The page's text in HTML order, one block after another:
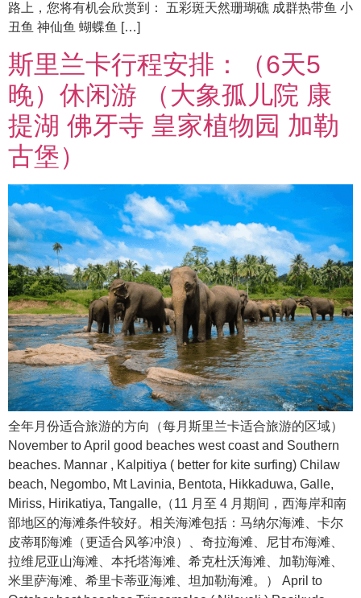
路上，您将有机会欣赏到： 五彩斑天然珊瑚礁 成群热带鱼 小
丑鱼 神仙鱼 蝴蝶鱼 […]
斯里兰卡行程安排：（6天5
晚）休闲游 （大象孤儿院 康
提湖 佛牙寺 皇家植物园 加勒
古堡）
全年月份适合旅游的方向（每月斯里兰卡适合旅游的区域）
November to April good beaches west coast and Southern
beaches. Mannar , Kalpitiya ( better for kite surfing) Chilaw
beach, Negombo, Mt Lavinia, Bentota, Hikkaduwa, Galle,
Miriss, Hirikatiya, Tangalle,（11 月至 4 月期间，西海岸和南
部地区的海滩条件较好。相关海滩包括：马纳尔海滩、卡尔
皮蒂耶海滩（更适合风筝冲浪）、奇拉海滩、尼甘布海滩、
拉维尼亚山海滩、本托塔海滩、希克杜沃海滩、加勒海滩、
米里萨海滩、希里卡蒂亚海滩、坦加勒海滩。） April to